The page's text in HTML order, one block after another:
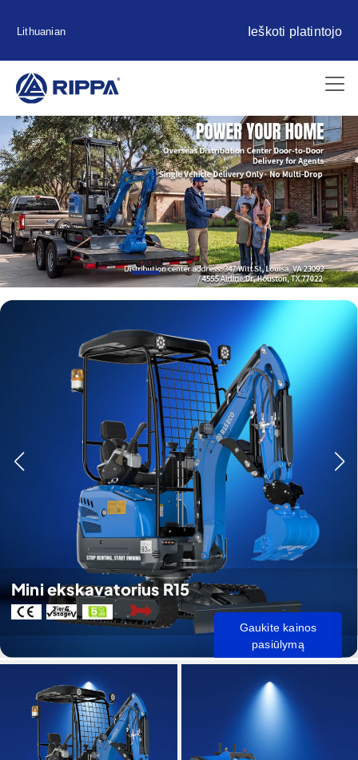
Lithuanian Ieškoti platintojo
Mini ekskavatorius R15
Gaukite kainos
pasiūlymą